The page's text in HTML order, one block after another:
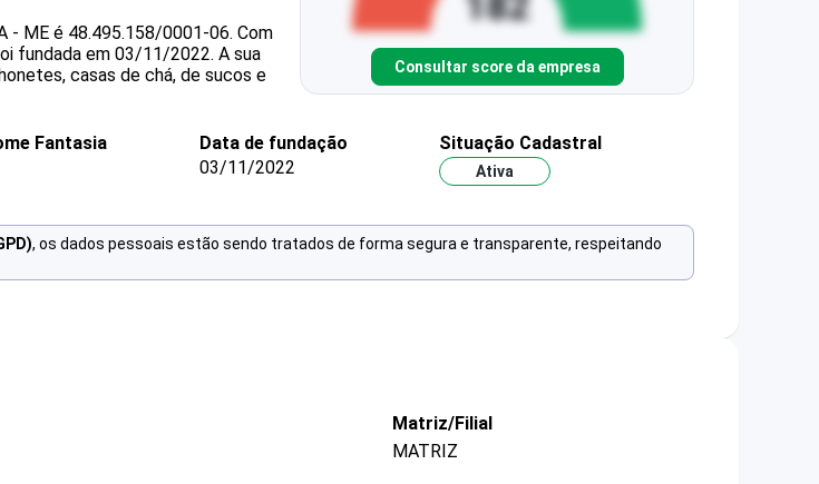
- ME é 48.495.158/0001-06. Com
fundada em 03/11/2022. A sua
casas de chá, de sucos e
Consultar score da empresa
Fantasia
Data de fundação
03/11/2022
Situação Cadastral
Ativa
, os dados pessoais estão sendo tratados de forma segura e transparente, respeitando
Matriz/Filial
MATRIZ